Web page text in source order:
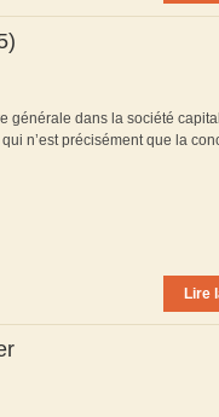
générale dans la société
n’est précisément que la
Lire